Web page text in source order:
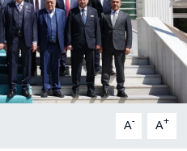
A- A+